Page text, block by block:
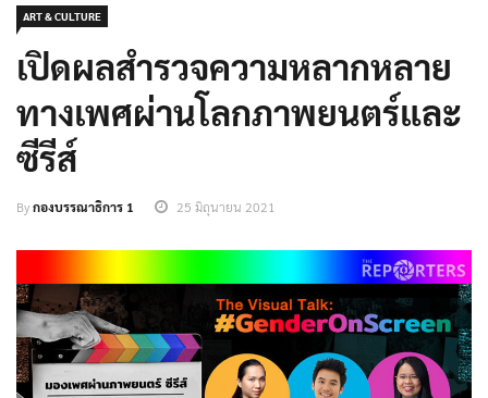
ART & CULTURE
เปิดผลสำรวจความหลากหลาย
ทางเพศผ่านโลกภาพยนตร์และ
ซีรีส์
Byกองบรรณาธิการ 1 25 มิถุนายน 2021